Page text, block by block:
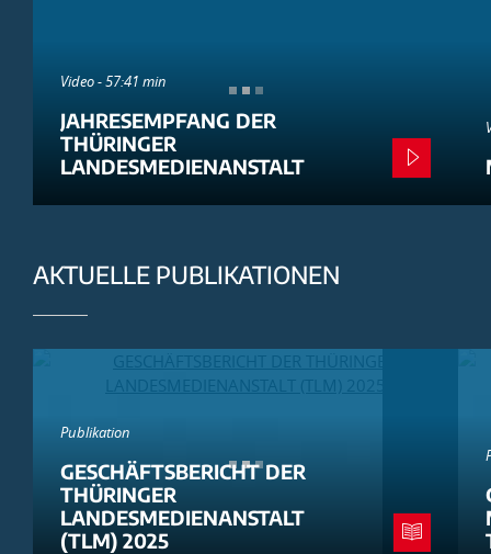
Video - 57:41 min
JAHRESEMPFANG DER
THÜRINGER
LANDESMEDIENANSTALT
AKTUELLE PUBLIKATIONEN
Publikation
GESCHÄFTSBERICHT DER
THÜRINGER
LANDESMEDIENANSTALT
(TLM) 2025